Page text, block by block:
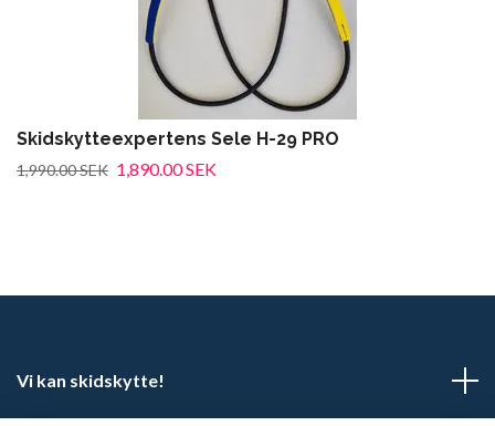
Skidskytteexpertens Sele H-29 PRO
1,990.00 SEK 1,890.00 SEK
Vi kan skidskytte!